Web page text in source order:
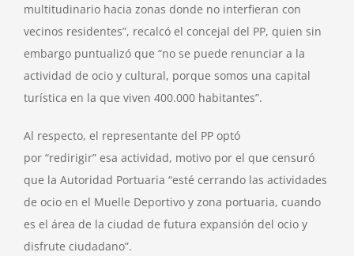
multitudinario hacia zonas donde no interfieran con
vecinos residentes”, recalcó el concejal del PP, quien sin
embargo puntualizó que “no se puede renunciar a la
actividad de ocio y cultural, porque somos una capital
turística en la que viven 400.000 habitantes”.
Al respecto, el representante del PP optó
por “redirigir” esa actividad, motivo por el que censuró
que la Autoridad Portuaria “esté cerrando las actividades
de ocio en el Muelle Deportivo y zona portuaria, cuando
es el área de la ciudad de futura expansión del ocio y
disfrute ciudadano”.